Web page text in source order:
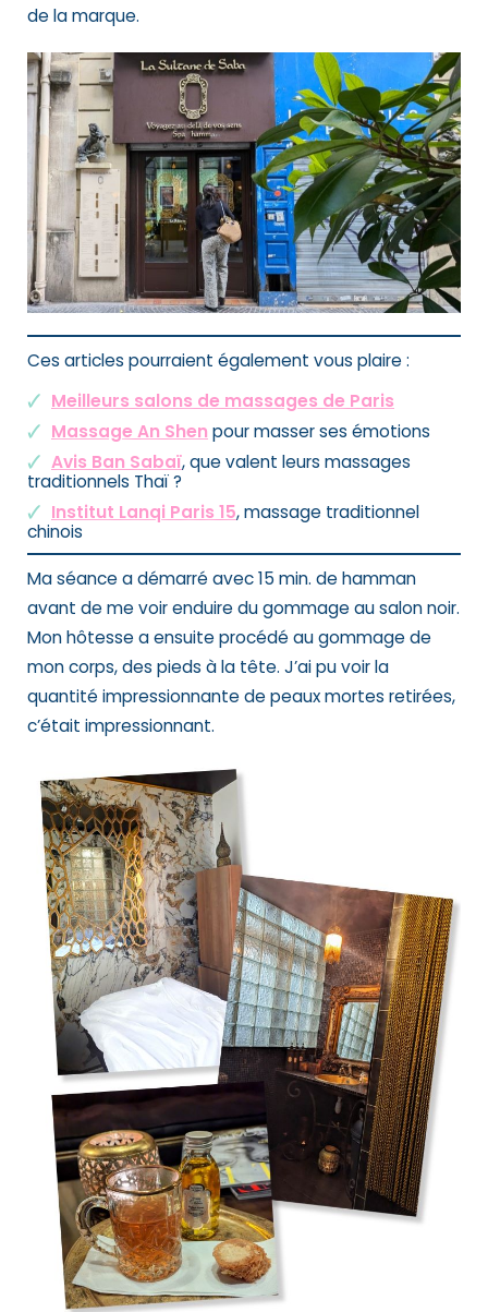
de la marque.
Ces articles pourraient également vous plaire :
Meilleurs salons de massages de Paris
Massage An Shen pour masser ses émotions
Avis Ban Sabaï, que valent leurs massages
traditionnels Thaï ?
Institut Lanqi Paris 15, massage traditionnel
chinois
Ma séance a démarré avec 15 min. de hamman
avant de me voir enduire du gommage au salon noir.
Mon hôtesse a ensuite procédé au gommage de
mon corps, des pieds à la tête. J’ai pu voir la
quantité impressionnante de peaux mortes retirées,
c’était impressionnant.